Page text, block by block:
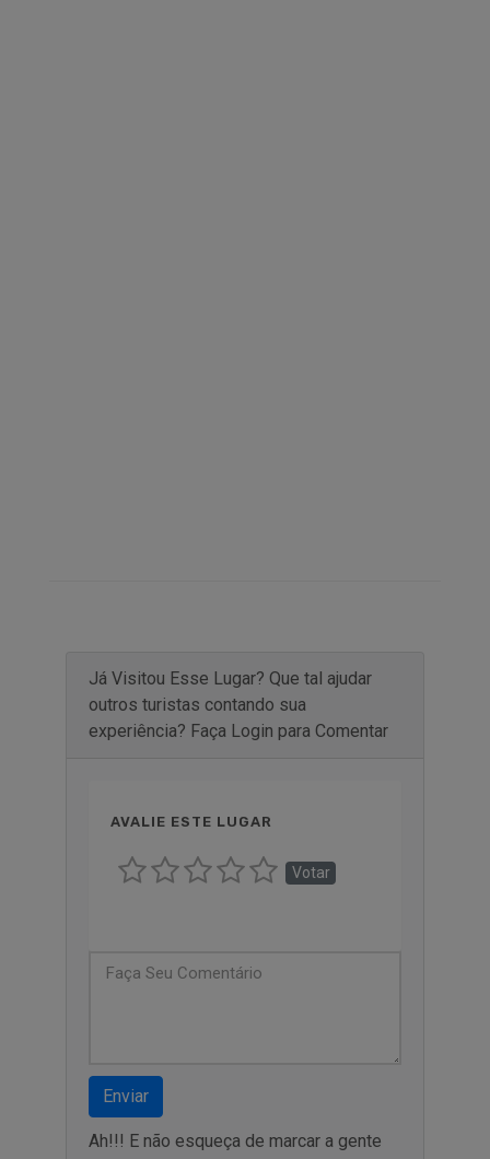
Já Visitou Esse Lugar? Que tal ajudar
outros turistas contando sua
experiência? Faça Login para Comentar
AVALIE ESTE LUGAR
Votar
Enviar
Ah!!! E não esqueça de marcar a gente